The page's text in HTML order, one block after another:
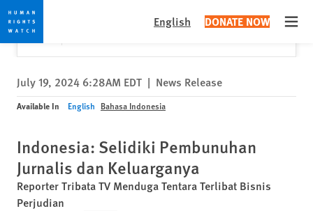
Skip
to
cookie
privacy
notice
Skip
to
main
content
English DONATE NOW
Would you like to read this page in English?
Yes
✕
July 19, 2024 6:28AM EDT | News Release
Available In English Bahasa Indonesia
Indonesia: Selidiki Pembunuhan
Jurnalis dan Keluarganya
Reporter Tribata TV Menduga Tentara Terlibat Bisnis
Perjudian